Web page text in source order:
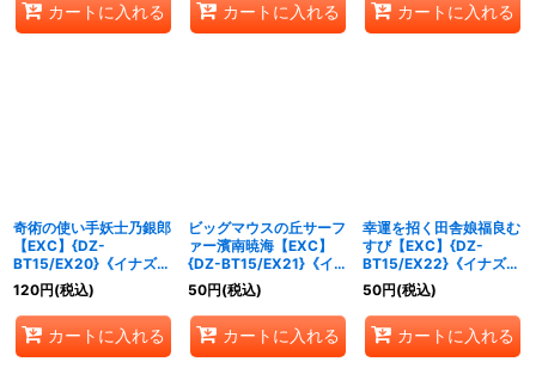
カートに入れる カートに入れる カートに入れる
奇術の使い手妖士乃銀郎
【EXC】{DZ-
BT15/EX20}《イナズマ
イレブン》
120円(税込)
カートに入れる
ビッグマウスの丘サーフ
ァー濱南暁海【EXC】
{DZ-BT15/EX21}《イナ
ズマイレブン》
50円(税込)
カートに入れる
幸運を招く田舎娘福良む
すび【EXC】{DZ-
BT15/EX22}《イナズマ
イレブン》
50円(税込)
カートに入れる